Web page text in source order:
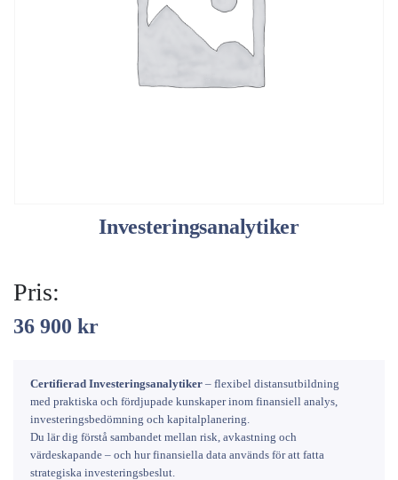
Investeringsanalytiker
Pris:
36 900 kr
Certifierad Investeringsanalytiker – flexibel distansutbildning
med praktiska och fördjupade kunskaper inom finansiell analys,
investeringsbedömning och kapitalplanering.
Du lär dig förstå sambandet mellan risk, avkastning och
värdeskapande – och hur finansiella data används för att fatta
strategiska investeringsbeslut.